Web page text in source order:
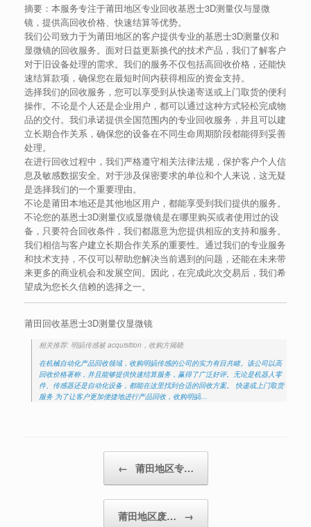
摘要：本服务专注于莆田地区专业回收基恩士3D测量仪与显微
镜，提供高回收价格、快速结算等优势。
我们公司致力于为莆田地区的客户提供专业的基恩士3D测量仪和
显微镜的回收服务。面对日益更新换代的技术产品，我们了解客户
对于旧设备处理的需求。我们的服务不仅包括高回收价格，还能快
速结算款项，确保您在最短时间内获得相应的资金支持。
选择我们的回收服务，您可以享受到从快递寄送或上门取货的便利
操作。不论是个人还是企业用户，都可以通过这种方式轻松完成物
品的交付。我们承诺提供全国范围内的专业回收服务，并且可以建
立长期合作关系，确保您的设备在不同生命周期阶段都能得到妥善
处理。
在进行回收过程中，我们严格遵守相关法律法规，保护客户个人信
息及敏感数据安全。对于涉及保密要求的单位和个人来说，这无疑
是选择我们的一个重要理由。
不论是莆田本地还是其他地区用户，都能享受到我们提供的服务。
不论您的基恩士3D测量仪或显微镜是在哪里购买或者使用过的设
备，只要符合回收条件，我们都愿意为您提供相应的支持和服务。
我们相信与客户建立长期合作关系的重要性。通过我们的专业服务
和技术支持，不仅可以帮助您解决当前遇到的问题，还能在未来带
来更多的商业机会和发展空间。因此，在完成此次交易后，我们希
望成为您长久信赖的选择之一。
莆田回收基恩士3D测量仪显微镜
相关推荐: 明皜传感被 acquisition，收购方揭晓
在机械自动化产品回收领域，收购明皜传感的公司的实力有目共睹。该公司以高
回收价格著称，并且能够提供快速结算服务，赢得了广泛好评。无论是机器人零
件、传感器还是自动化设备，都能在这里找到合适的回收方案。 快递或上门取货
服务 为了让客户更加便捷地进行产品回收，收购明皜…
← 莆田地区专…
莆田地区废… →